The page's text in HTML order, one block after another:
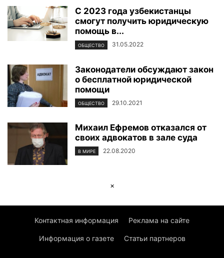
С 2023 года узбекистанцы
смогут получить юридическую
помощь в...
ОБЩЕСТВО 31.05.2022
Законодатели обсуждают закон
о бесплатной юридической
помощи
ОБЩЕСТВО 29.10.2021
Михаил Ефремов отказался от
своих адвокатов в зале суда
В МИРЕ 22.08.2020
×
Контактная информация Реклама на сайте
Информация о газете Статьи партнеров